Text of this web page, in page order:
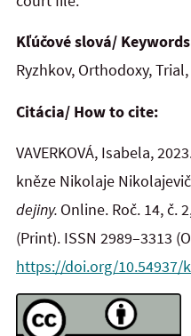
Kľúčové slová/
Ryzhkov, Orthodoxy,
Citácia/ How to cite:
VAVERKOVÁ, Isabela,
kněze Nikolaje
dejiny. Online. Roč. 14, č.
(Print). ISSN 2989–3313
https://doi.org/10.54937/